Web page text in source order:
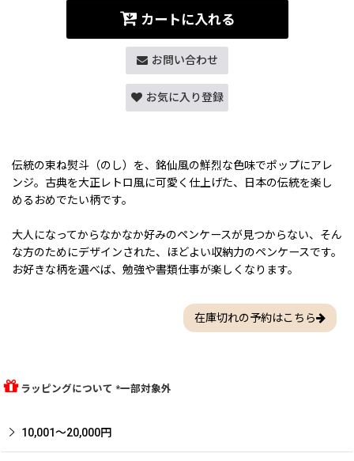
カートに入れる
お問い合わせ
お気に入り登録
伝統の束ね熨斗（のし）を、銘仙風の鮮烈な色味でポップにアレ
ンジ。古典を大正レトロ風に可愛く仕上げた、日本の伝統を楽し
めるおめでたい柄です。
大人になってからなかなか好みのペンケースが見つからない、そん
な方のためにデザインされた、ほどよい収納力のペンケースです。
お好きな柄を選べば、勉強や書類仕事が楽しくなります。
在庫切れの予約はこちら
ラッピングについて *一部対象外
10,001〜20,000円